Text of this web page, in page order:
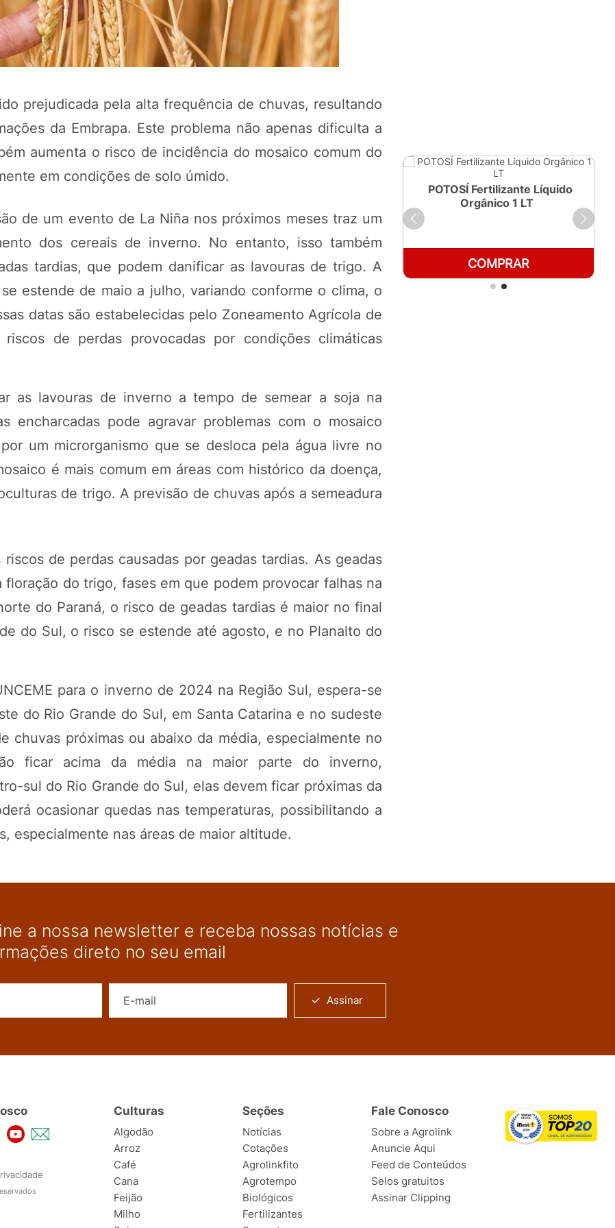
prejudicada pela alta frequência de chuvas, resultando
da Embrapa. Este problema não apenas dificulta a
aumenta o risco de incidência do mosaico comum do
em condições de solo úmido.
de um evento de La Niña nos próximos meses traz um
dos cereais de inverno. No entanto, isso também
tardias, que podem danificar as lavouras de trigo. A
estende de maio a julho, variando conforme o clima, o
datas são estabelecidas pelo Zoneamento Agrícola de
de perdas provocadas por condições climáticas
as lavouras de inverno a tempo de semear a soja na
encharcadas pode agravar problemas com o mosaico
um microrganismo que se desloca pela água livre no
é mais comum em áreas com histórico da doença,
de trigo. A previsão de chuvas após a semeadura
de perdas causadas por geadas tardias. As geadas
do trigo, fases em que podem provocar falhas na
do Paraná, o risco de geadas tardias é maior no final
do Sul, o risco se estende até agosto, e no Planalto do
para o inverno de 2024 na Região Sul, espera-se
do Rio Grande do Sul, em Santa Catarina e no sudeste
chuvas próximas ou abaixo da média, especialmente no
ficar acima da média na maior parte do inverno,
sul do Rio Grande do Sul, elas devem ficar próximas da
ocasionar quedas nas temperaturas, possibilitando a
especialmente nas áreas de maior altitude.
COMPRAR
POTOSÍ Fertilizante Líquido
Orgânico 1 LT
COMPRAR
a nossa newsletter e receba nossas notícias e
direto no seu email
Assinar
Culturas
Algodão
Arroz
Café
Cana
Feijão
Milho
Seções
Notícias
Cotações
Agrolinkfito
Agrotempo
Biológicos
Fertilizantes
Fale Conosco
Sobre a Agrolink
Anuncie Aqui
Feed de Conteúdos
Selos gratuitos
Assinar Clipping